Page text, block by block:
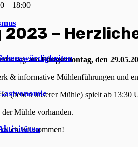
– 18:00
–
am Pfingstmontag, den
& informative Mühlenführungen und
(neben unserer Mühle) spielt ab 13:30
Mühle vorhanden.
Willkommen!